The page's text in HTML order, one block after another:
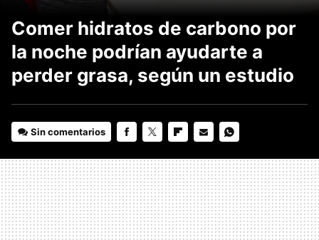
Comer hidratos de carbono por
la noche podrían ayudarte a
perder grasa, según un estudio
Sin comentarios
MAIL